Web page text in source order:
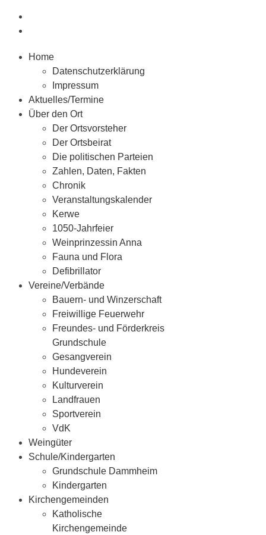
Home
Datenschutzerklärung
Impressum
Aktuelles/Termine
Über den Ort
Der Ortsvorsteher
Der Ortsbeirat
Die politischen Parteien
Zahlen, Daten, Fakten
Chronik
Veranstaltungskalender
Kerwe
1050-Jahrfeier
Weinprinzessin Anna
Fauna und Flora
Defibrillator
Vereine/Verbände
Bauern- und Winzerschaft
Freiwillige Feuerwehr
Freundes- und Förderkreis
Grundschule
Gesangverein
Hundeverein
Kulturverein
Landfrauen
Sportverein
VdK
Weingüter
Schule/Kindergarten
Grundschule Dammheim
Kindergarten
Kirchengemeinden
Katholische
Kirchengemeinde